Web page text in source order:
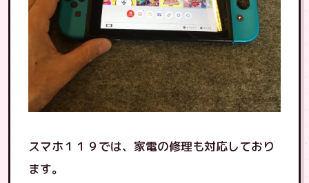
スマホ１１９では、家電の修理も対応しており
ます。